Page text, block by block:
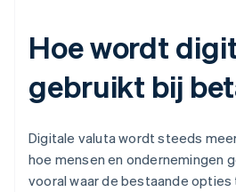
Hoe wordt
gebruikt bij
Digitale valuta wordt steeds
hoe mensen en ondernemingen
vooral waar de bestaande opties